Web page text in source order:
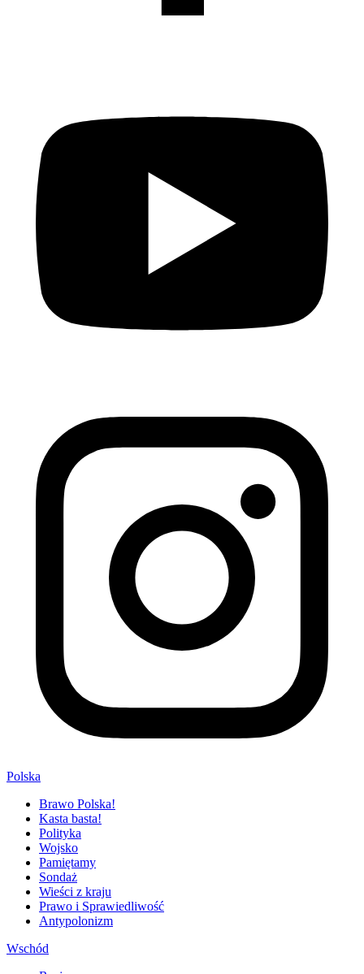
Polska
Brawo Polska!
Kasta basta!
Polityka
Wojsko
Pamiętamy
Sondaż
Wieści z kraju
Prawo i Sprawiedliwość
Antypolonizm
Wschód